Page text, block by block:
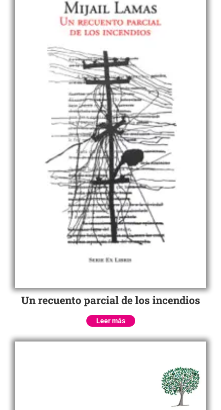
Un recuento parcial de los incendios
Leer más